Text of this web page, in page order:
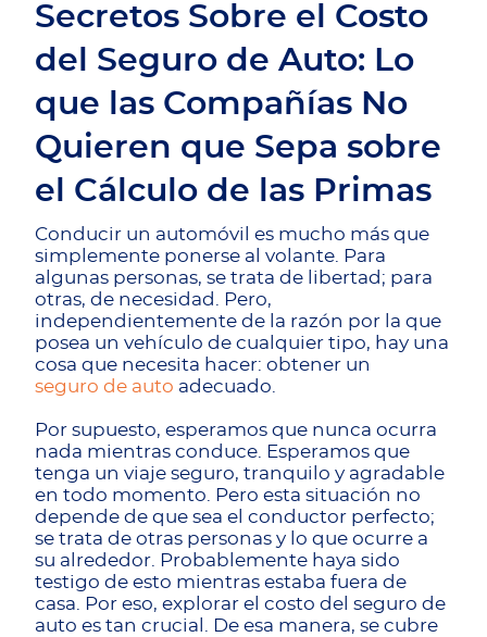
Secretos Sobre el Costo
del Seguro de Auto: Lo
que las Compañías No
Quieren que Sepa sobre
el Cálculo de las Primas
Conducir un automóvil es mucho más que
simplemente ponerse al volante. Para
algunas personas, se trata de libertad; para
otras, de necesidad. Pero,
independientemente de la razón por la que
posea un vehículo de cualquier tipo, hay una
cosa que necesita hacer: obtener un
seguro de auto adecuado.
Por supuesto, esperamos que nunca ocurra
nada mientras conduce. Esperamos que
tenga un viaje seguro, tranquilo y agradable
en todo momento. Pero esta situación no
depende de que sea el conductor perfecto;
se trata de otras personas y lo que ocurre a
su alrededor. Probablemente haya sido
testigo de esto mientras estaba fuera de
casa. Por eso, explorar el costo del seguro de
auto es tan crucial. De esa manera, se cubre